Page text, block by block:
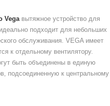
Vegaвытяжное устройство для
подходит для небольших
обслуживания. VEGA имеет
к отдельному вентилятору.
быть объединены в единую
подсоединенную к центральному